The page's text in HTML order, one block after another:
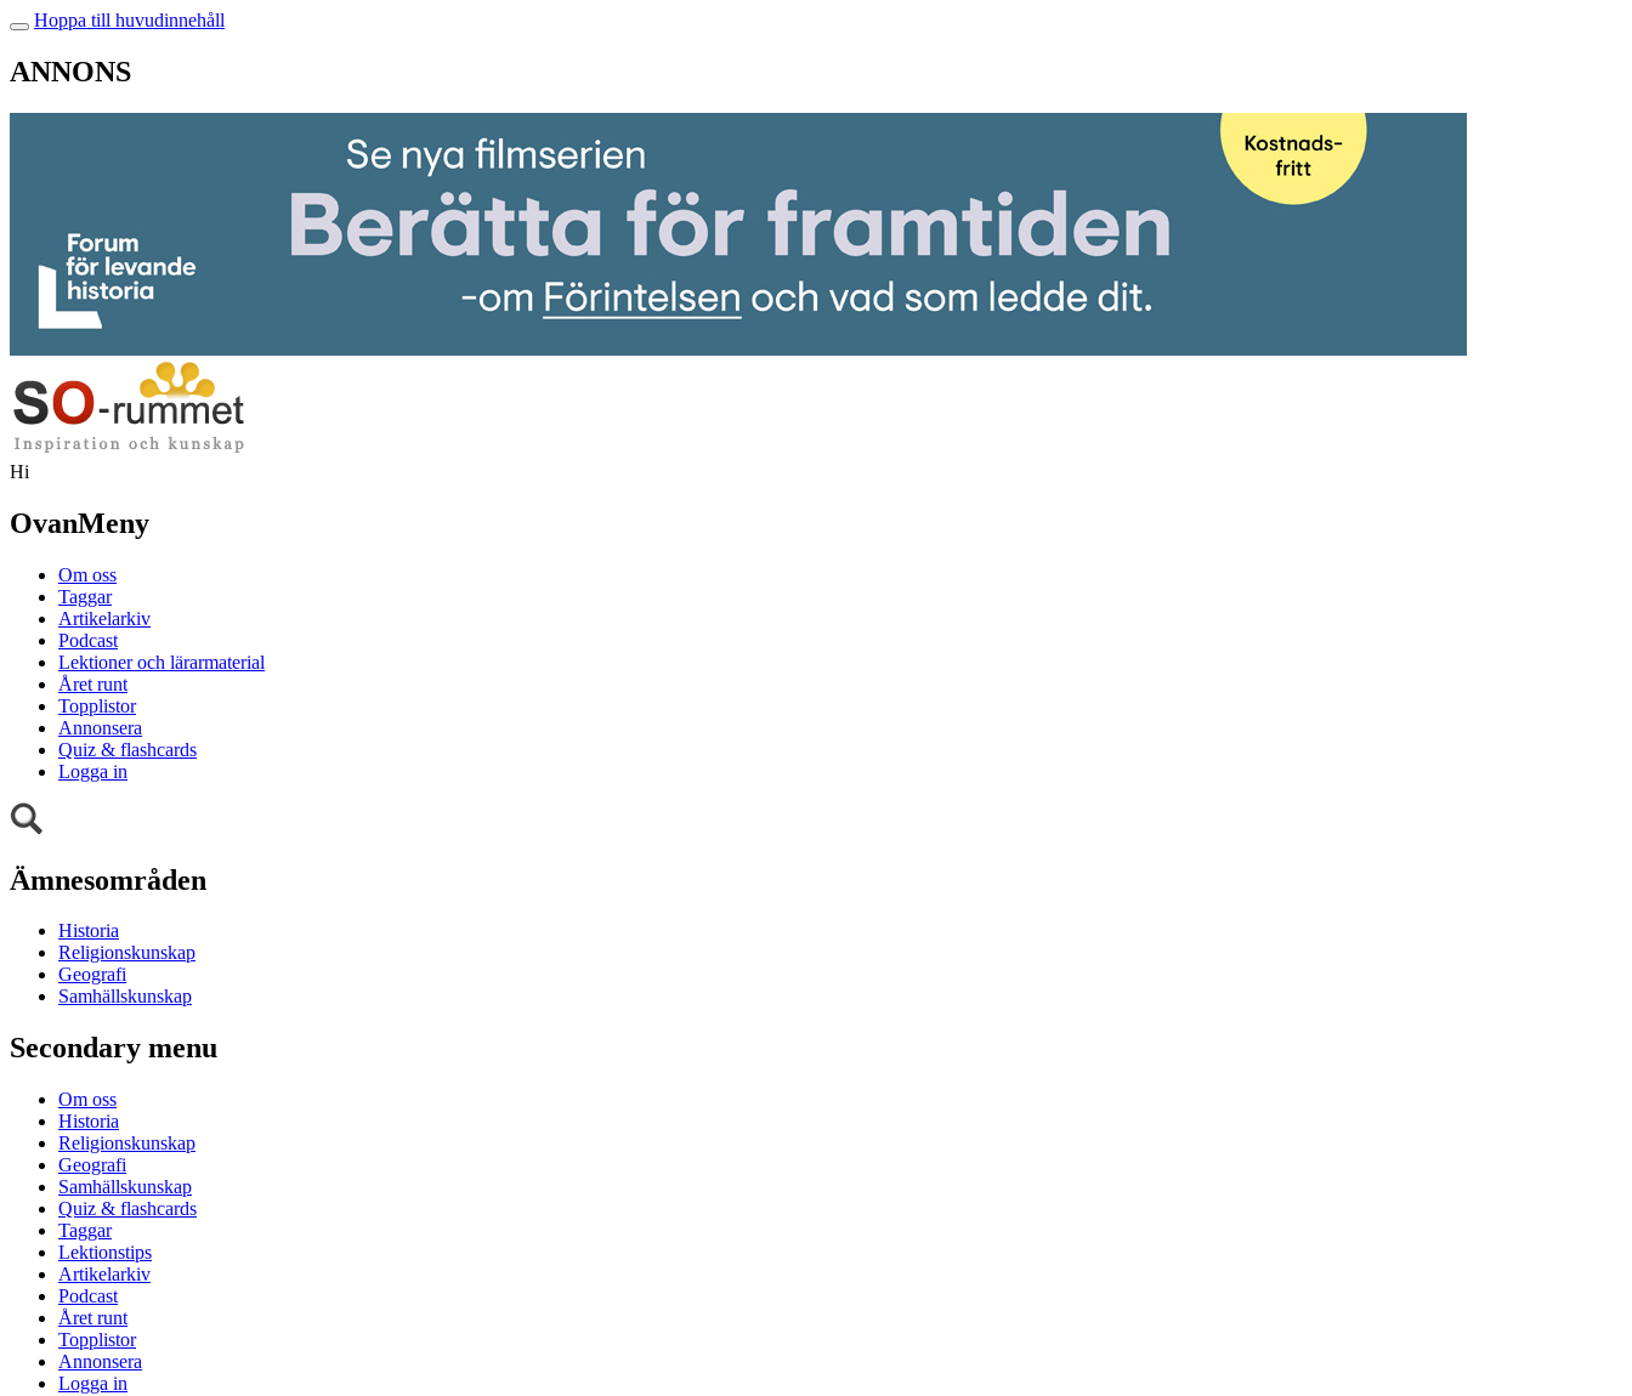
Hoppa till huvudinnehåll
ANNONS
Hi
OvanMeny
Om oss
Taggar
Artikelarkiv
Podcast
Lektioner och lärarmaterial
Året runt
Topplistor
Annonsera
Quiz & flashcards
Logga in
Ämnesområden
Historia
Religionskunskap
Geografi
Samhällskunskap
Secondary menu
Om oss
Historia
Religionskunskap
Geografi
Samhällskunskap
Quiz & flashcards
Taggar
Lektionstips
Artikelarkiv
Podcast
Året runt
Topplistor
Annonsera
Logga in